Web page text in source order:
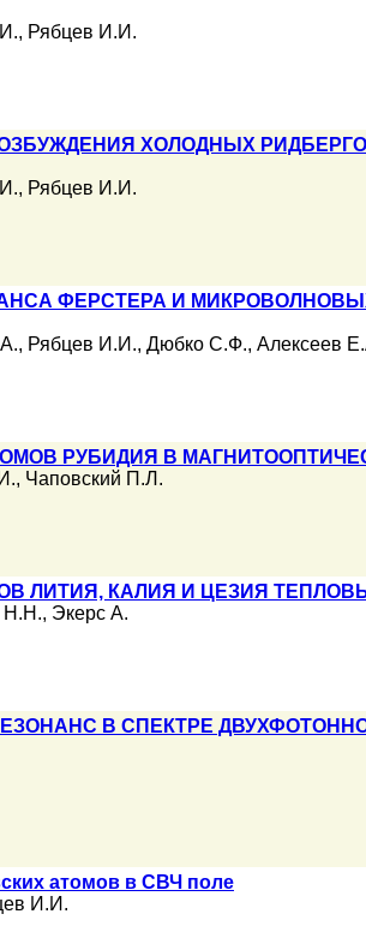
, Рябцев И.И.
ХОЛОДНЫХ
, Рябцев И.И.
ФЕРСТЕРА И
, Рябцев И.И., Дюбко С.Ф., Алексеев
РУБИДИЯ В
, Чаповский П.Л.
ЛИТИЯ, КАЛИЯ И ЦЕЗИЯ
Н.Н., Экерс А.
В СПЕКТРЕ
атомов в СВЧ поле
И.И.